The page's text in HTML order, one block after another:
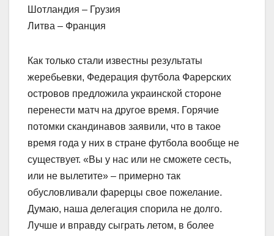
Шотландия – Грузия
Литва – Франция
Как только стали известны результаты
жеребьевки, Федерация футбола Фарерских
островов предложила украинской стороне
перенести матч на другое время. Горячие
потомки скандинавов заявили, что в такое
время года у них в стране футбола вообще не
существует. «Вы у нас или не сможете сесть,
или не вылетите» – примерно так
обусловливали фарерцы свое пожелание.
Думаю, наша делегация спорила не долго.
Лучше и вправду сыграть летом, в более